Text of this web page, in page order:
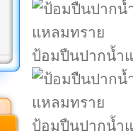
ป้อมปืนปากน้ำ
ป้อมปืนปากน้ำ